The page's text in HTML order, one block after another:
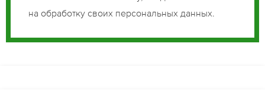
на обработку своих персональных данных.